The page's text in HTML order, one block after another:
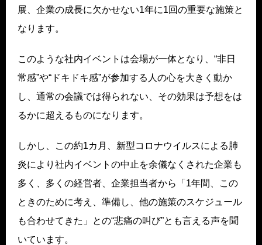
展、企業の成⻑に⽋かせない1年に1回の重要な施策と
なります。
このような社内イベントは会場が⼀体となり、“⾮⽇
常感”や“ドキドキ感”が参加する⼈の⼼を⼤きく動か
し、通常の会議では得られない、その効果は予想をは
るかに超えるものになります。
しかし、この約1カ⽉、新型コロナウイルスによる肺
炎により社内イベントの中⽌を余儀なくされた企業も
多く、多くの経営者、企業担当者から「1年間、この
ときのために考え、準備し、他の施策のスケジュール
も合わせてきた」との“悲痛の叫び”とも⾔える声を聞
いています。